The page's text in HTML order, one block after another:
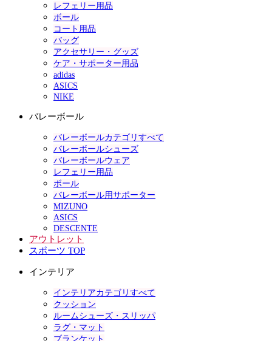
レフェリー用品
ボール
コート用品
バッグ
アクセサリー・グッズ
ケア・サポーター用品
adidas
ASICS
NIKE
バレーボール
バレーボールカテゴリすべて
バレーボールシューズ
バレーボールウェア
レフェリー用品
ボール
バレーボール用サポーター
MIZUNO
ASICS
DESCENTE
アウトレット
スポーツ TOP
インテリア
インテリアカテゴリすべて
クッション
ルームシューズ・スリッパ
ラグ・マット
ブランケット